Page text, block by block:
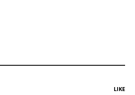
LIKE